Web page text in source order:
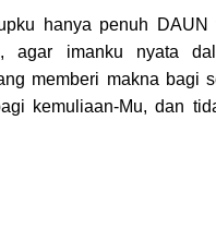
hanya penuh
agar imanku nyata
memberi makna bagi
kemuliaan-Mu,dan